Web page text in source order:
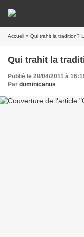
Accueil » Qui trahit la tradition?
Qui trahit la
Publié le 28/04/2011 à
Par dominicanus